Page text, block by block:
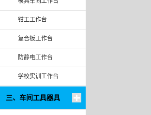
钳工工作台
复合板工作台
防静电工作台
学校实训工作台
三、车间工具器具